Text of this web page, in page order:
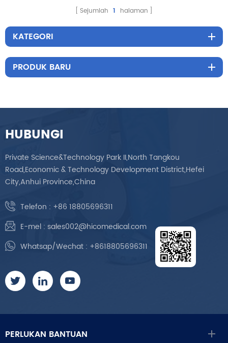
Elektrik Dengan 3 Motor
Kaki dan Lampu LED
Sejumlah 1 halaman
KATEGORI
PRODUK BARU
HUBUNGI
Private Science&Technology Park II,North Tangkou
Road,Economic & Technology Development District,Hefei
City,Anhui Province,China
Telefon : +86 18805696311
E-mel : sales002@hicomedical.com
Whatsap/Wechat : +8618805696311
PERLUKAN BANTUAN